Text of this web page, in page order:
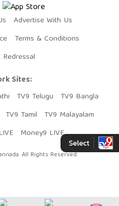
Advertise With Us
Terms & Conditions
Sites:
TV9 Telugu
TV9 Bangla
TV9 Tamil
TV9 Malayalam
Money9 LIVE
All Rights Reserved.